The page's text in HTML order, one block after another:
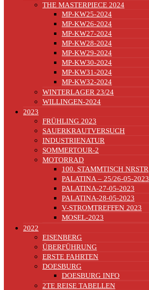
THE MASTERPIECE 2024
MP-KW25-2024
MP-KW26-2024
MP-KW27-2024
MP-KW28-2024
MP-KW29-2024
MP-KW30-2024
MP-KW31-2024
MP-KW32-2024
WINTERLAGER 23/24
WILLINGEN-2024
2023
FRÜHLING 2023
SAUERKRAUTVERSUCH
INDUSTRIENATUR
SOMMERTOUR-2
MOTORRAD
100. STAMMTISCH NRSTR
PALATINA – 25/26-05-2023
PALATINA-27-05-2023
PALATINA-28-05-2023
V-STROMTREFFEN 2023
MOSEL-2023
2022
EISENBERG
ÜBERFÜHRUNG
ERSTE FAHRTEN
DOESBURG
DOESBURG INFO
2TE REISE TABELLEN